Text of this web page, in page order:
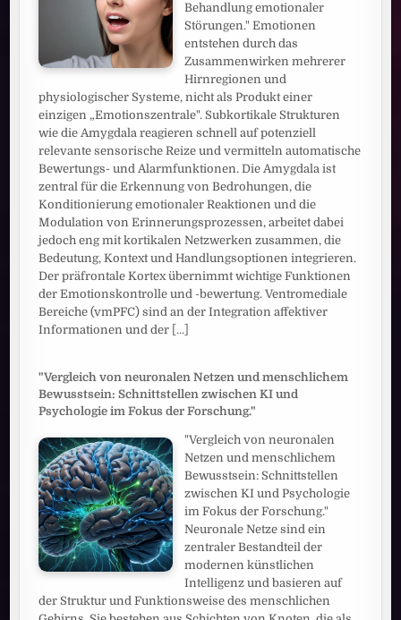
Behandlung emotionaler
Störungen." Emotionen
entstehen durch das
Zusammenwirken mehrerer
Hirnregionen und
physiologischer Systeme, nicht als Produkt einer
einzigen „Emotionszentrale". Subkortikale Strukturen
wie die Amygdala reagieren schnell auf potenziell
relevante sensorische Reize und vermitteln automatische
Bewertungs- und Alarmfunktionen. Die Amygdala ist
zentral für die Erkennung von Bedrohungen, die
Konditionierung emotionaler Reaktionen und die
Modulation von Erinnerungsprozessen, arbeitet dabei
jedoch eng mit kortikalen Netzwerken zusammen, die
Bedeutung, Kontext und Handlungsoptionen integrieren.
Der präfrontale Kortex übernimmt wichtige Funktionen
der Emotionskontrolle und -bewertung. Ventromediale
Bereiche (vmPFC) sind an der Integration affektiver
Informationen und der [...]
"Vergleich von neuronalen Netzen und menschlichem
Bewusstsein: Schnittstellen zwischen KI und
Psychologie im Fokus der Forschung."
"Vergleich von neuronalen
Netzen und menschlichem
Bewusstsein: Schnittstellen
zwischen KI und Psychologie
im Fokus der Forschung."
Neuronale Netze sind ein
zentraler Bestandteil der
modernen künstlichen
Intelligenz und basieren auf
der Struktur und Funktionsweise des menschlichen